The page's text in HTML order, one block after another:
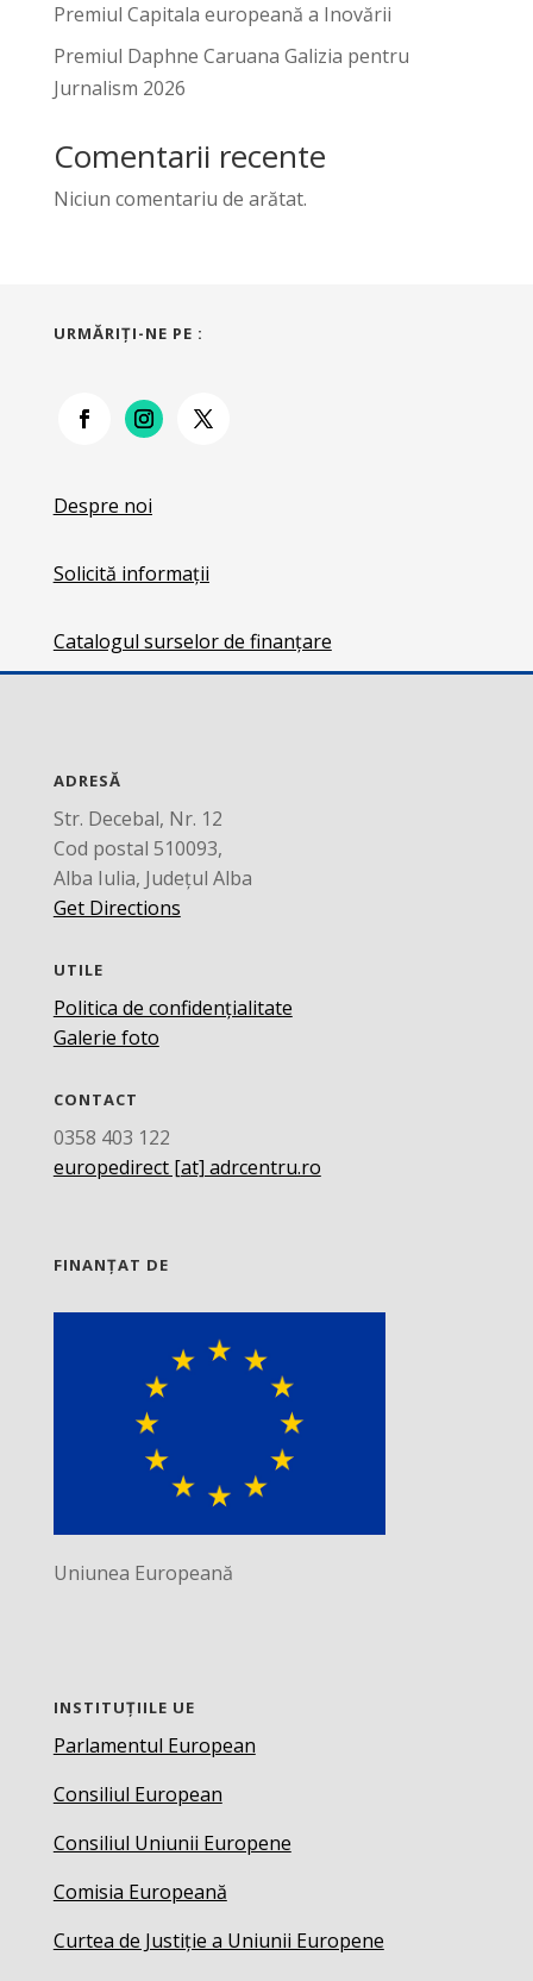
Premiul Capitala europeană a Inovării
Premiul Daphne Caruana Galizia pentru
Jurnalism 2026
Comentarii recente
Niciun comentariu de arătat.
URMĂRIŢI-NE PE :
Despre noi
Solicită informații
Catalogul surselor de finanțare
ADRESĂ
Str. Decebal, Nr. 12
Cod postal 510093,
Alba Iulia, Județul Alba
Get Directions
UTILE
Politica de confidențialitate
Galerie foto
CONTACT
0358 403 122
europedirect [at] adrcentru.ro
FINANȚAT DE
Uniunea Europeană
INSTITUȚIILE UE
Parlamentul European
Consiliul European
Consiliul Uniunii Europene
Comisia Europeană
Curtea de Justiție a Uniunii Europene